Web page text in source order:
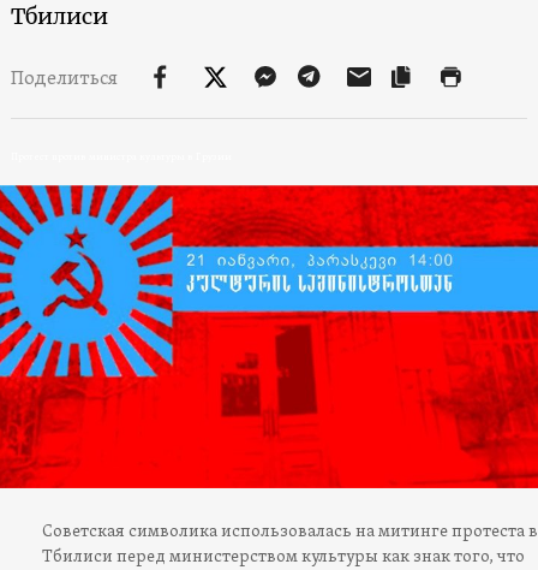
Тбилиси
Поделиться
Советская символика использовалась на митинге протеста в
Тбилиси перед министерством культуры как знак того, что